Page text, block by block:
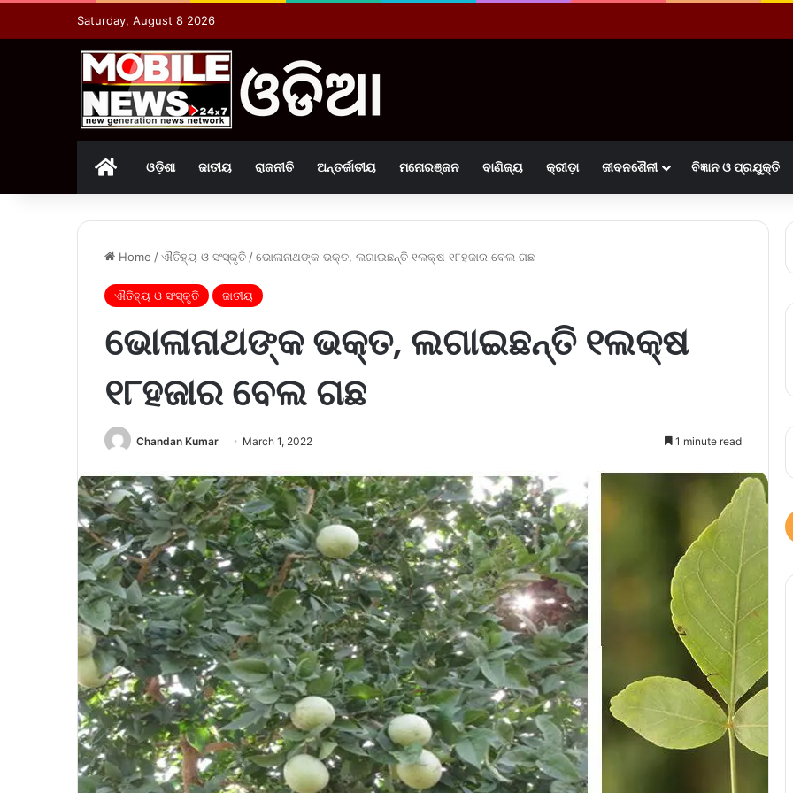
Saturday, August 8 2026
Homeଓଡ଼ିଶା ଜାତୀୟ ରାଜନୀତି ଅନ୍ତର୍ଜାତୀୟ ମନୋରଞ୍ଜନ ବାଣିଜ୍ୟ କ୍ରୀଡ଼ା ଜୀବନଶୈଳୀ ବିଜ୍ଞାନ ଓ ପ୍ରଯୁକ୍ତି
Home /ଐତିହ୍ୟ ଓ ସଂସ୍କୃତି /ଭୋଳାନାଥଙ୍କ ଭକ୍ତ, ଲଗାଇଛନ୍ତି ୧ଲକ୍ଷ ୧୮ହଜାର ବେଲ ଗଛ
ଐତିହ୍ୟ ଓ ସଂସ୍କୃତି ଜାତୀୟ
ଭୋଳାନାଥଙ୍କ ଭକ୍ତ, ଲଗାଇଛନ୍ତି ୧ଲକ୍ଷ
୧୮ହଜାର ବେଲ ଗଛ
Chandan Kumar March 1, 2022 1 minute read